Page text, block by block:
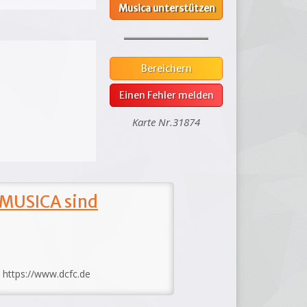
Musica unterstützen
Bereichern
Einen Fehler melden
Karte Nr.31874
sind
https://www.dcfc.de